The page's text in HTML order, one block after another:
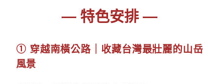
— 特色安排 —
① 穿越南橫公路｜收藏台灣最壯麗的山岳
風景